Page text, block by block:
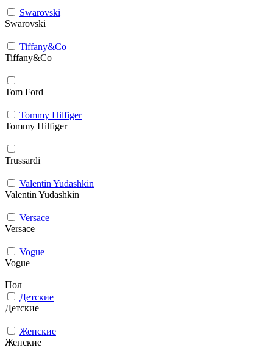
Swarovski
Swarovski
Tiffany&Co
Tiffany&Co
Tom Ford
Tommy Hilfiger
Tommy Hilfiger
Trussardi
Valentin Yudashkin
Valentin Yudashkin
Versace
Versace
Vogue
Vogue
Пол
Детские
Детские
Женские
Женские